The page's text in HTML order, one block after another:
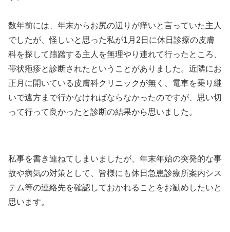
数年前には、年末からお尻の辺りが痒いと言っていた主人
でしたが、怪しいと思った私が1月2日に休日診療の皮膚
科を探して躊躇する主人を無理やり連れて行ったところ、
帯状疱疹と診断されたということがありました。近隣にお
正月に開いている皮膚科クリニックが無く、電車を乗り継
いで遠方まで行かなければならなかったのですが、思い切
って行って良かったと診断の結果から思いました。
私事を書き連ねてしまいましたが、年末年始の突発的な事
故や病気の対策として、皆様にも休日急患診療所案内シス
テム等の連絡先を確認しておかれることをお勧めしたいと
思います。